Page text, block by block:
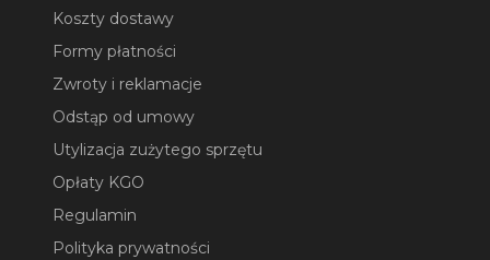
Koszty dostawy
Formy płatności
Zwroty i reklamacje
Odstąp od umowy
Utylizacja zużytego sprzętu
Opłaty KGO
Regulamin
Polityka prywatności